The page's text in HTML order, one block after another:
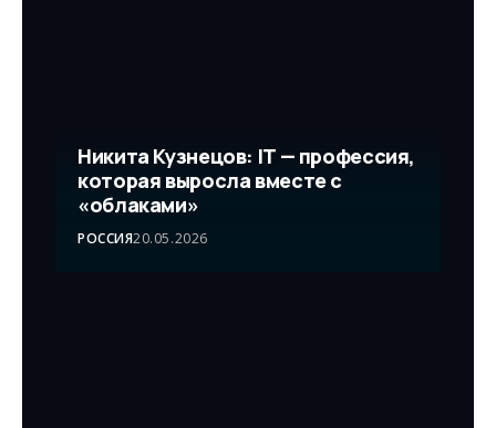
Никита Кузнецов: IT — профессия,
которая выросла вместе с
«облаками»
РОССИЯ20.05.2026